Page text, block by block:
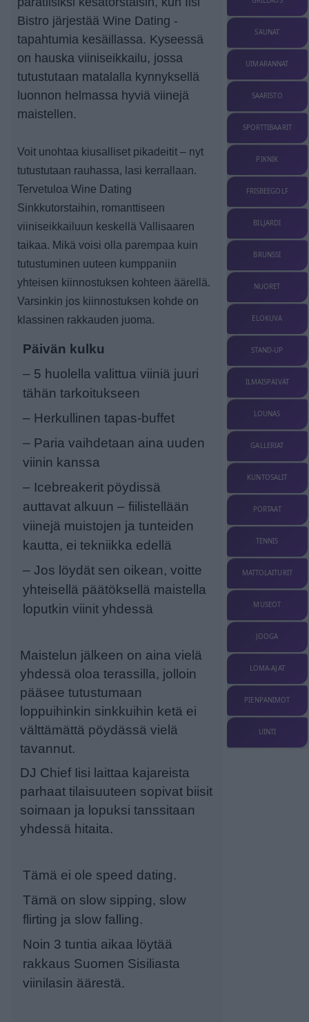
Bistro järjestää Wine Dating -
tapahtumia kesäillassa. Kyseessä
on hauska viiniseikkailu, jossa
tutustutaan matalalla kynnyksellä
luonnon helmassa hyviä viinejä
maistellen.
Voit unohtaa kiusalliset pikadeitit – nyt
tutustutaan rauhassa, lasi kerrallaan.
Tervetuloa Wine Dating
Sinkkutorstaihin, romanttiseen
viiniseikkailuun keskellä Vallisaaren
taikaa. Mikä voisi olla parempaa kuin
tutustuminen uuteen kumppaniin
yhteisen kiinnostuksen kohteen äärellä.
Varsinkin jos kiinnostuksen kohde on
klassinen rakkauden juoma.
Päivän kulku
– 5 huolella valittua viiniä juuri
tähän tarkoitukseen
– Herkullinen tapas-buffet
– Paria vaihdetaan aina uuden
viinin kanssa
– Icebreakerit pöydissä
auttavat alkuun – fiilistellään
viinejä muistojen ja tunteiden
kautta, ei tekniikka edellä
– Jos löydät sen oikean, voitte
yhteisellä päätöksellä maistella
loputkin viinit yhdessä
Maistelun jälkeen on aina vielä
yhdessä oloa terassilla, jolloin
pääsee tutustumaan
loppuihinkin sinkkuihin ketä ei
välttämättä pöydässä vielä
tavannut.
DJ Chief Iisi laittaa kajareista
parhaat tilaisuuteen sopivat biisit
soimaan ja lopuksi tanssitaan
yhdessä hitaita.
Tämä ei ole speed dating.
Tämä on slow sipping, slow
flirting ja slow falling.
Noin 3 tuntia aikaa löytää
rakkaus Suomen Sisiliasta
viinilasin äärestä.
SAUNAT
UIMARANNAT
SAARISTO
SPORTTIBAARIT
PIKNIK
FRISBEEGOLF
BILJARDI
BRUNSSI
NUORET
ELOKUVA
STAND-UP
ILMAISPÄIVÄT
LOUNAS
GALLERIAT
KUNTOSALIT
PORTAAT
TENNIS
MATTOLAITURIT
MUSEOT
JOOGA
LOMA-AJAT
PIENPANIMOT
UINTI